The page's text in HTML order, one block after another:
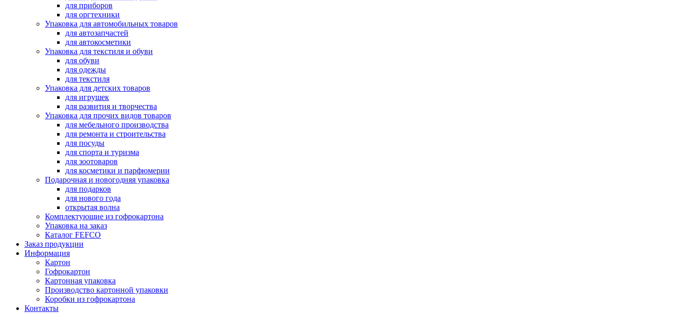
для приборов
для оргтехники
Упаковка для автомобильных товаров
для автозапчастей
для автокосметики
Упаковка для текстиля и обуви
для обуви
для одежды
для текстиля
Упаковка для детских товаров
для игрушек
для развития и творчества
Упаковка для прочих видов товаров
для мебельного производства
для ремонта и строительства
для посуды
для спорта и туризма
для зоотоваров
для косметики и парфюмерии
Подарочная и новогодняя упаковка
для подарков
для нового года
открытая волна
Комплектующие из гофрокартона
Упаковка на заказ
Каталог FEFCO
Заказ продукции
Информация
Картон
Гофрокартон
Картонная упаковка
Производство картонной упаковки
Коробки из гофрокартона
Контакты